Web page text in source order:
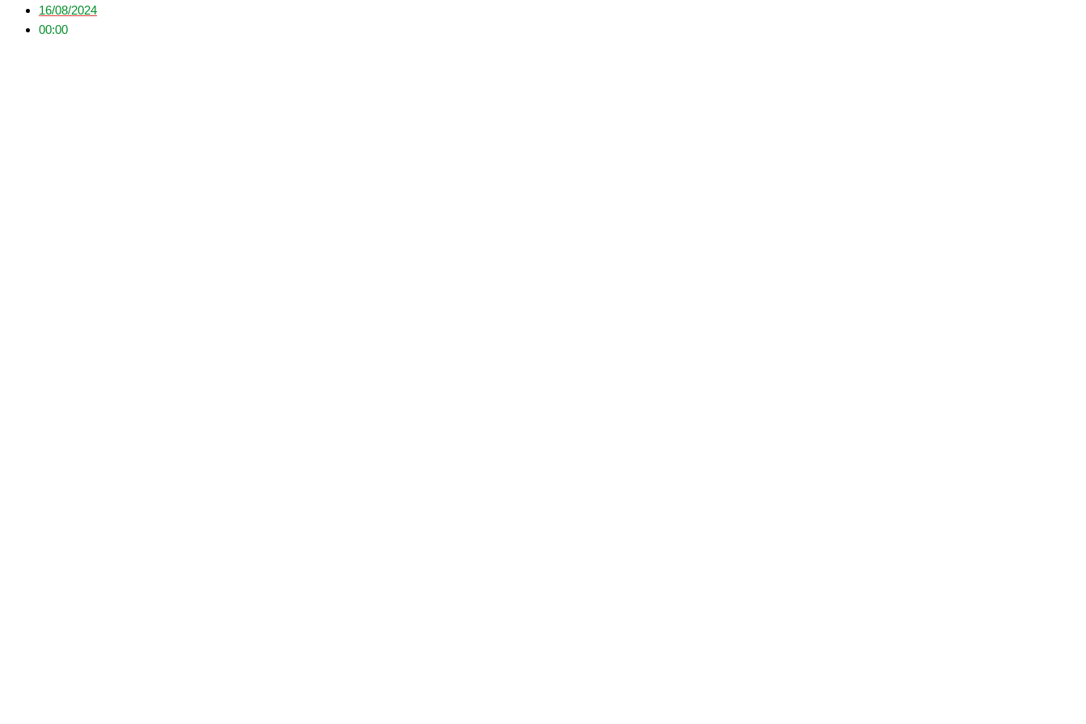
16/08/2024
00:00